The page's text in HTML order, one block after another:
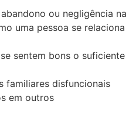
ou negligência na
uma pessoa se relaciona
sentem bons o suficiente
familiares disfuncionais
em outros